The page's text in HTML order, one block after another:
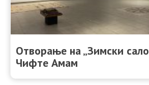
Отворање на „Зимски
Чифте Амам